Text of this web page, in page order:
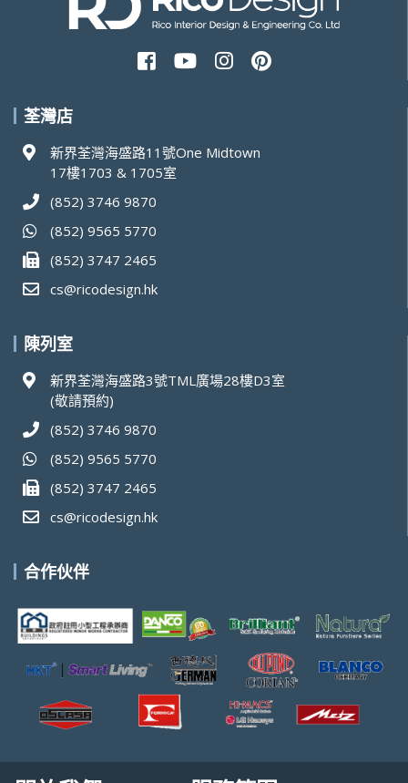
荃灣店
新界荃灣海盛路11號One Midtown
17樓1703 & 1705室
(852) 3746 9870
(852) 9565 5770
(852) 3747 2465
cs@ricodesign.hk
陳列室
新界荃灣海盛路3號TML廣場28樓D3室
(敬請預約)
(852) 3746 9870
(852) 9565 5770
(852) 3747 2465
cs@ricodesign.hk
合作伙伴